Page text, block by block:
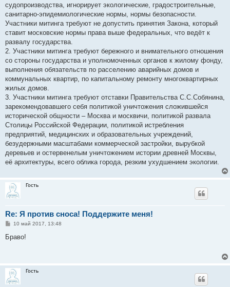
судопроизводства, игнорирует экологические, градостроительные,
санитарно-эпидемиологические нормы, нормы безопасности.
Участники митинга требуют не допустить принятия Закона, который
ставит московские нормы права выше федеральных, что ведёт к
развалу государства.
2. Участники митинга требуют бережного и внимательного отношения
со стороны государства и уполномоченных органов к жилому фонду,
выполнения обязательств по расселению аварийных домов и
коммунальных квартир, по капитальному ремонту многоквартирных
жилых домов.
3. Участники митинга требуют отставки Правительства С.С.Собянина,
зарекомендовавшего себя политикой уничтожения сложившейся
исторической общности – Москва и москвичи, политикой развала
Столицы Российской Федерации, политикой истребления
предприятий, медицинских и образовательных учреждений,
безудержными масштабами коммерческой застройки, вырубкой
деревьев и остервенелым уничтожением истории древней Москвы,
её архитектуры, всего облика города, резким ухудшением экологии.
Гость
Re: Я против сноса! Поддержите меня!
С
о
и
е
10 май 2017, 13:48
Браво!
Гость